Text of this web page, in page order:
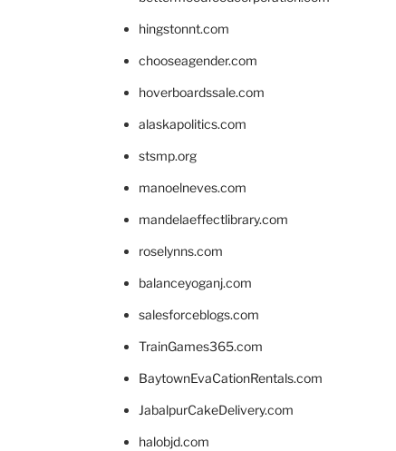
hingstonnt.com
chooseagender.com
hoverboardssale.com
alaskapolitics.com
stsmp.org
manoelneves.com
mandelaeffectlibrary.com
roselynns.com
balanceyoganj.com
salesforceblogs.com
TrainGames365.com
BaytownEvaCationRentals.com
JabalpurCakeDelivery.com
halobjd.com